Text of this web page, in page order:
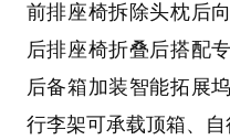
前排座椅拆除头枕后
后排座椅折叠后搭配
后备箱加装智能拓展
行李架可承载顶箱、自